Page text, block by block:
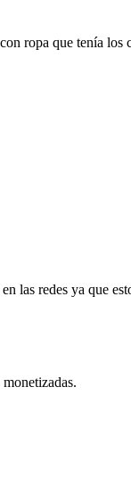
ropa que tenía los
las redes ya que